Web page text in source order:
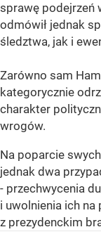
sprawę podejrzeń
odmówił jednak
śledztwa, jak i
Zarówno sam
kategorycznie
charakter
wrogów.
Na poparcie
jednak dwa
- przechwycenia
i uwolnienia ich na
z prezydenckim